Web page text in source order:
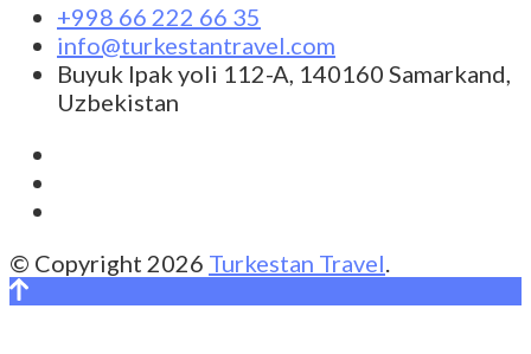
+998 66 222 66 35
info@turkestantravel.com
Buyuk Ipak yoli 112-A, 140160 Samarkand,
Uzbekistan
© Copyright 2026 Turkestan Travel